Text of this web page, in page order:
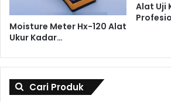
Moisture Meter Hx-120 Alat
Ukur Kadar…
Alat Uji
Cari Produk